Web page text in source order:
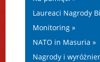
Laureaci Nagrody
Monitoring »
NATO in Masuria »
Nagrody i